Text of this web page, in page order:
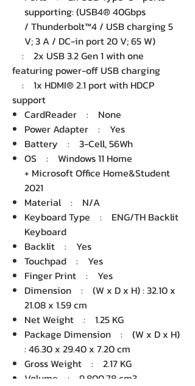
supporting: (USB4® 40Gbps
/ Thunderbolt™4 / USB charging 5
V; 3 A / DC-in port 20 V; 65 W)
: 2x USB 3.2 Gen 1 with one
featuring power-off USB charging
: 1x HDMI® 2.1 port with HDCP
support
CardReader : None
Power Adapter : Yes
Battery : 3-Cell, 56Wh
OS : Windows 11 Home
+ Microsoft Office Home&Student
2021
Material : N/A
Keyboard Type : ENG/TH Backlit
Keyboard
Backlit : Yes
Touchpad : Yes
Finger Print : Yes
Dimension : (W x D x H) : 32.10 x
21.08 x 1.59 cm
Net Weight : 1.25 KG
Package Dimension : (W x D x H)
: 46.30 x 29.40 x 7.20 cm
Gross Weight : 2.17 KG
Volume : 9,800.78 cm3